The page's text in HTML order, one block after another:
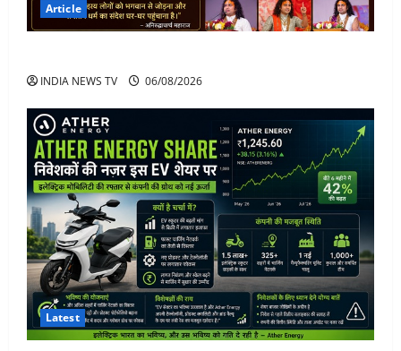
Article
INDIA NEWS TV 06/08/2026
Latest